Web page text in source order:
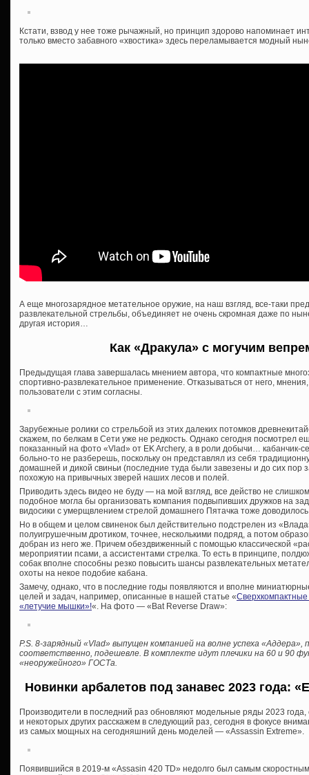
Кстати, взвод у нее тоже рычажный, но принцип здорово напоминает
только вместо забавного «хвостика» здесь переламывается модный
А еще многозарядное метательное оружие, на наш взгляд, все-таки
развлекательной стрельбы, объединяет не очень скромная даже по
другая история…
Как «Дракула» с могучим
Предыдущая глава завершалась мнением автора, что компактные
спортивно-развлекательное применение. Отказываться от него,
пользователи с этим согласны.
Зарубежные ролики со стрельбой из этих далеких потомков
скажем, по белкам в Сети уже не редкость. Однако сегодня посмотрел
показанный на фото «Vlad» от EK Archery, а в роли добычи… кабанчик-
больно-то не разберешь, поскольку он представлял из себя
домашней и дикой свиньи (последние туда были завезены и до сих пор
похожую на привычных зверей наших лесов и полей.
Приводить здесь видео не буду — на мой взгляд, все действо не
подобное могла бы организовать компания подвыпивших дружков на
видосики с умерщвлением стрелой домашнего Пятачка тоже доводилось
Но в общем и целом свиненок был действительно подстрелен из
полуигрушечным дротиком, точнее, несколькими подряд, а потом
добран из него же. Причем обездвиженный с помощью классической
мероприятии псами, а ассистентами стрелка. То есть в принципе,
собак вполне способны резко повысить шансы развлекательных
охоты на некое подобие кабана.
Замечу, однако, что в последние годы появляются и вполне
целей и задач, например, описанные в нашей статье «
«летучие мышки»!«. На фото — «Bat Reverse Draw»:
P.S. 8-зарядный «Vlad» выпущен компанией на волне успеха
соответственно, подешевле. В комплекте идут плечики на 60 и 90
«неоружейного» ГОСТа.
Новинки арбалетов под занавес 2023 года:
Производители в последний раз обновляют модельные ряды 2023
и некоторых других расскажем в следующий раз, сегодня в фокусе
из самых мощных на сегодняшний день моделей — «Assassin Extreme».
Появившийся в 2019-м «Assasin 420 TD» недолго был самым